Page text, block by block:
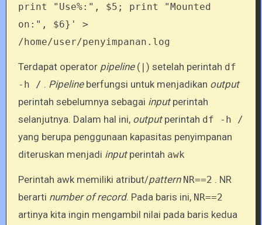
print "Use%:", $5; print "Mounted
on:", $6}' >
/home/user/penyimpanan.log
Terdapat operator pipeline (| ) setelah perintah df
-h / . Pipelineberfungsi untuk menjadikan output
perintah sebelumnya sebagai inputperintah
selanjutnya. Dalam hal ini, outputperintah df -h /
yang berupa penggunaan kapasitas penyimpanan
diteruskan menjadi inputperintah awk
Perintah awk memiliki atribut/pattern NR==2 . NR
berarti number of record. Pada baris ini, NR==2
artinya kita ingin mengambil nilai pada baris kedua